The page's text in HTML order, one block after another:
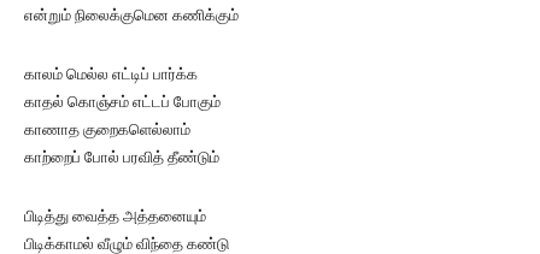
என்றும் நிலைக்குமென கணிக்கும்
காலம் மெல்ல எட்டிப் பார்க்க
காதல் கொஞ்சம் எட்டப் போகும்
காணாத குறைகளெல்லாம்
காற்றைப் போல் பரவித் தீண்டும்
பிடித்து வைத்த அத்தனையும்
பிடிக்காமல் வீழும் விந்தை கண்டு